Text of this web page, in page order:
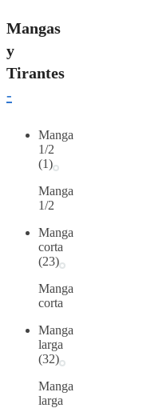
Mangas
y
Tirantes
-
Manga
1/2
(1)
Manga
1/2
Manga
corta
(23)
Manga
corta
Manga
larga
(32)
Manga
larga